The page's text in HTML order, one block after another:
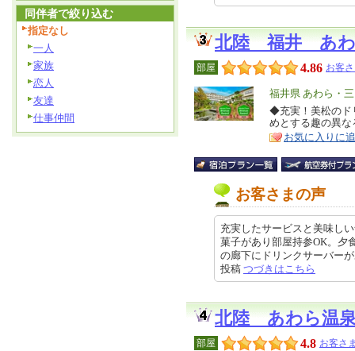
北陸 福井 あ
部屋 4.86 お客
エ
リ
ア
福井県 あわら・
特
徴
◆充実！美松のド
めとする趣の異
お気に入りに
お客さまの声
充実したサービスと美味し
菓子があり部屋持参OK。夕
の廊下にドリンクサーバー
投稿 つづきはこちら
北陸 あわら温
部屋 4.8 お客さ
同伴者で絞り込む
指定なし
一人
家族
恋人
友達
仕事仲間